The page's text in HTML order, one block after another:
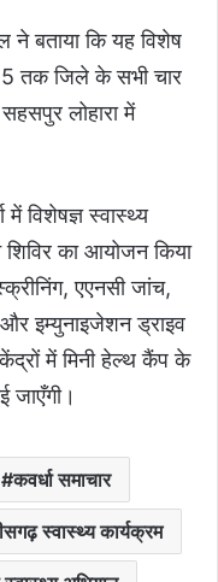
ने बताया कि यह विशेष
तक जिले के सभी चार
लोहारा में
विशेषज्ञ स्वास्थ्य
शिविर का आयोजन किया
एएनसी जांच,
इम्युनाइजेशन ड्राइव
में मिनी हेल्थ कैंप के
जाएँगी।
कवर्धा समाचार
स्वास्थ्य कार्यक्रम